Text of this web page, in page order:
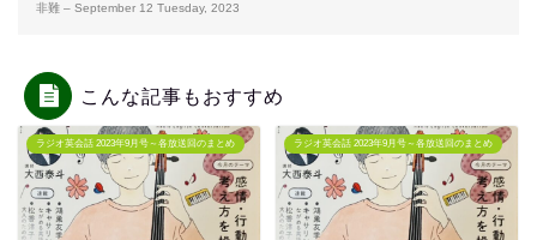
非難 – September 12 Tuesday, 2023
こんな記事もおすすめ
ラジオ英会話 2023年9月号～各放送回のまとめ ラジオ英会話 2023年9月号～各放送回のまとめ